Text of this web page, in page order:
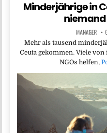
Minderjährige in
MANAGER
Mehr als tausend
Ceuta gekommen. Viele
NGOs helfen,